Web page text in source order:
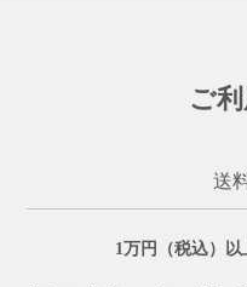
ご
送
1万円（税込）